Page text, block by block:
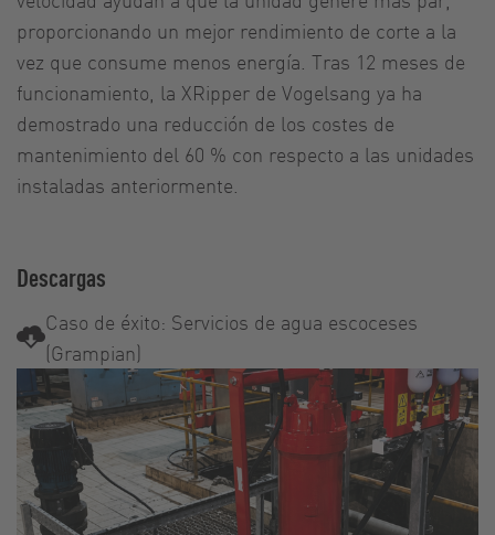
proporcionando un mejor rendimiento de corte a la
vez que consume menos energía. Tras 12 meses de
funcionamiento, la XRipper de Vogelsang ya ha
demostrado una reducción de los costes de
mantenimiento del 60 % con respecto a las unidades
instaladas anteriormente.
Descargas
Caso de éxito: Servicios de agua escoceses
(Grampian)